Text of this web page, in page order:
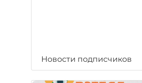
Новости подписчиков